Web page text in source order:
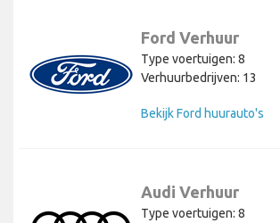
Ford Verhuur
Type voertuigen: 8
Verhuurbedrijven: 13
Bekijk Ford huurauto's
Audi Verhuur
Type voertuigen: 8